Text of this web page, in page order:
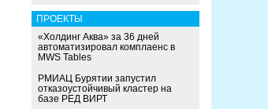
ПРОЕКТЫ
«Холдинг Аква» за 36 дней
автоматизировал комплаенс в
MWS Tables
РМИАЦ Бурятии запустил
отказоустойчивый кластер на
базе РЕД ВИРТ